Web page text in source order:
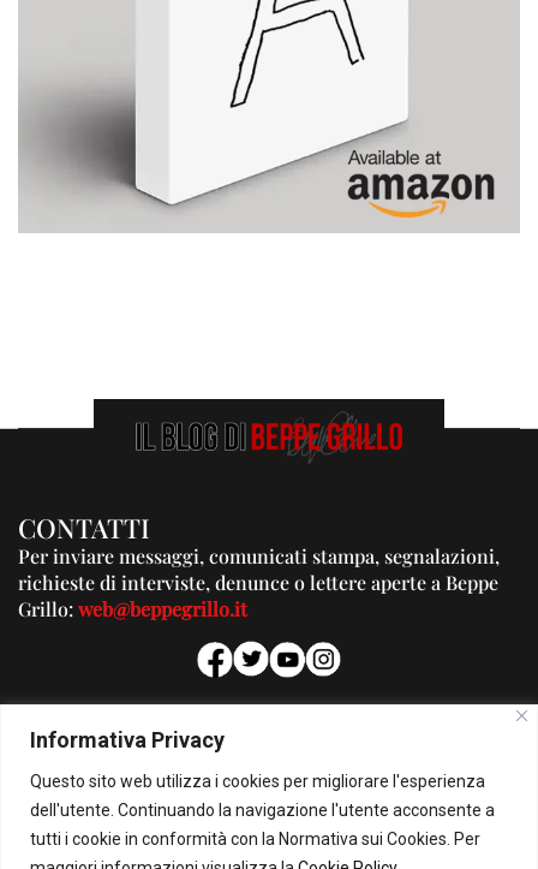
Informativa Privacy
Questo sito web utilizza i cookies per migliorare l'esperienza
dell'utente. Continuando la navigazione l'utente acconsente a
tutti i cookie in conformità con la Normativa sui Cookies. Per
CONTATTI
Per inviare messaggi, comunicati stampa, segnalazioni,
richieste di interviste, denunce o lettere aperte a Beppe
Grillo:web@beppegrillo.it
PUBBLICITA'
Per la tua pubblicità su questo Blog:
pubblicita@beppegrillo.it
HOMEPAGE COOKIE POLICY PRIVACY POLICY CONTATTI